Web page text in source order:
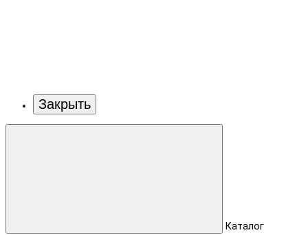
Закрыть
Каталог